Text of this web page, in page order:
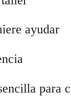
ayudar
para